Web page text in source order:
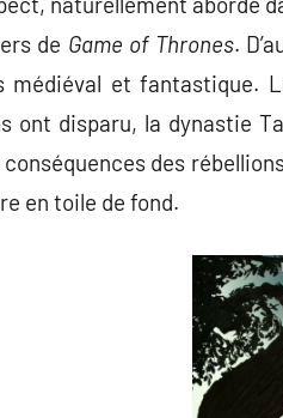
de Game of Thrones.
médiéval et fantastique.
ont disparu, la dynastie
des
en toile de fond.